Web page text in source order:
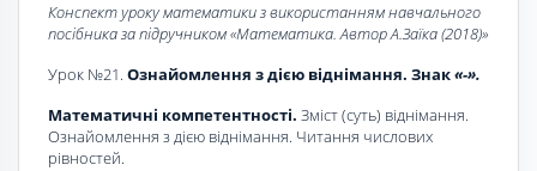
Конспект уроку математики з використанням навчального
посібника за підручником «Математика. Автор А.Заїка (2018)»
Урок №21. Ознайомлення з дією віднімання. Знак«-».
Математичні компетентності. Зміст (суть) віднімання.
Ознайомлення з дією віднімання. Читання числових
рівностей.